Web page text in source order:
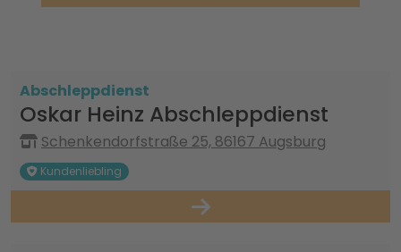
Abschleppdienst
Oskar Heinz Abschleppdienst
Schenkendorfstraße 25, 86167 Augsburg
Kundenliebling